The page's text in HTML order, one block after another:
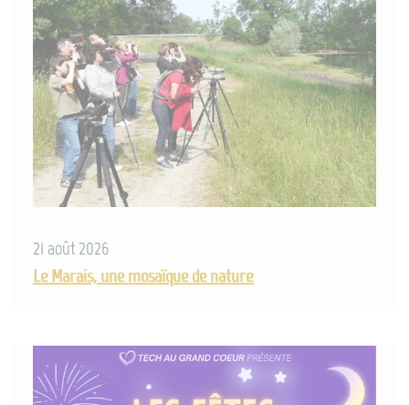
21 août 2026
Le Marais, une mosaïque de nature